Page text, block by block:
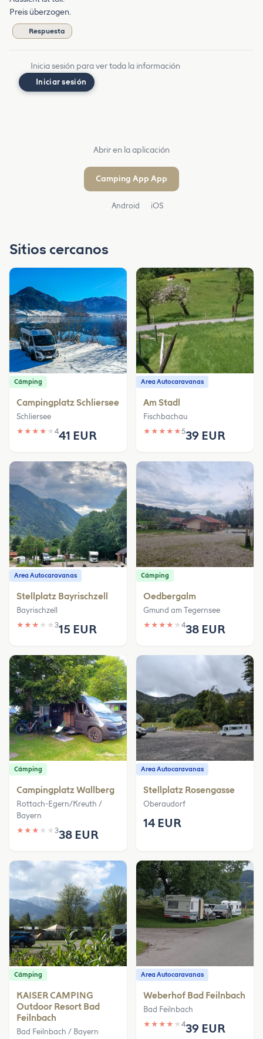
Preis überzogen.
Respuesta
Inicia sesión para ver toda la información
Iniciar sesión
Abrir en la aplicación
Camping App App
Android iOS
Sitios cercanos
Cámping
Campingplatz Schliersee
Schliersee
★ ★ ★ ★ ★ 441 EUR
Area Autocaravanas
Am Stadl
Fischbachau
★ ★ ★ ★ ★539 EUR
Area Autocaravanas
Stellplatz Bayrischzell
Bayrischzell
★ ★ ★ ★ ★ 315 EUR
Cámping
Oedbergalm
Gmund am Tegernsee
★ ★ ★ ★ ★ 438 EUR
Cámping
Campingplatz Wallberg
Rottach-Egern/Kreuth /
Bayern
★ ★ ★ ★ ★ 338 EUR
Area Autocaravanas
Stellplatz Rosengasse
Oberaudorf
14 EUR
Cámping
KAISER CAMPING
Outdoor Resort Bad
Feilnbach
Bad Feilnbach / Bayern
Area Autocaravanas
Weberhof Bad Feilnbach
Bad Feilnbach
★ ★ ★ ★ ★ 439 EUR